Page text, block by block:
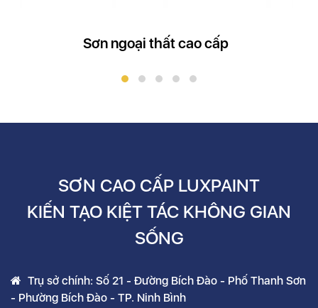
Sơn ngoại thất cao cấp
SƠN CAO CẤP LUXPAINT
KIẾN TẠO KIỆT TÁC KHÔNG GIAN
SỐNG
Trụ sở chính: Số 21 - Đường Bích Đào - Phố Thanh Sơn
- Phường Bích Đào - TP. Ninh Bình